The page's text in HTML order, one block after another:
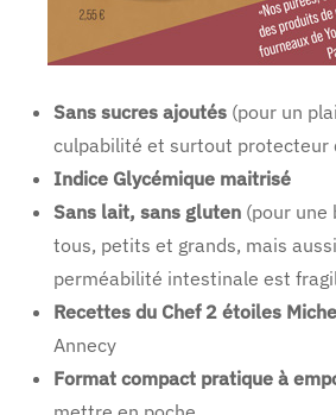
Sans sucres ajoutés (pour un
culpabilité et surtout protecteur
Indice Glycémique maitrisé
Sans lait, sans gluten (pour une
tous, petits et grands, mais
perméabilité intestinale est
Recettes du Chef 2 étoiles
Annecy
Format compact pratique à